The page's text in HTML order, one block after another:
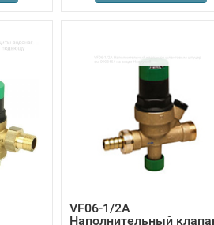
VF06-1/2A
Наполнительный